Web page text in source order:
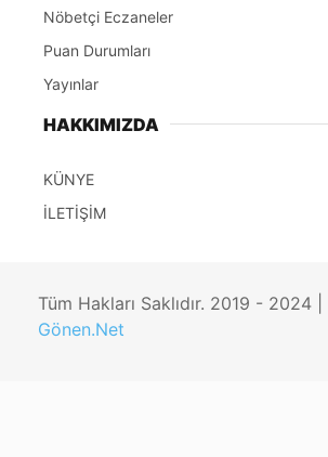
Nöbetçi Eczaneler
Puan Durumları
Yayınlar
HAKKIMIZDA
KÜNYE
İLETİŞİM
Tüm Hakları Saklıdır. 2019 - 2024 |
Gönen.Net